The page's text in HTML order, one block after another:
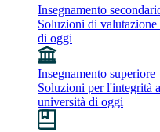
Insegnamento
Soluzioni di valutazione
di oggi
Insegnamento superiore
Soluzioni per l'integrità
università di oggi